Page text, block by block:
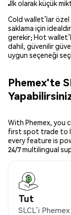
İlk olarak küçük
Cold wallet’lar özel
saklama için
gerekir; Hot
dahil, güvenilir
uygun seçeneği
Phemex'te
With Phemex, you
first spot trade to
every feature is
24/7 multilingual
Tut
SLCL’i